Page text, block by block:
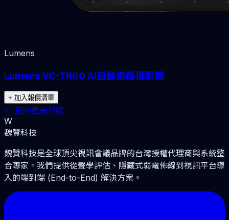
Lumens
Lumens VC-TR60 AI自動追蹤攝影機
+ 加入報價清單
← 返回產品型錄
W
魏贊科技
魏贊科技是全球頂尖視訊會議品牌的台灣授權代理商與系統整
合專家。我們提供從聲學評估、隱藏式弱電佈線到視訊平台導
入的端到端 (End-to-End) 解決方案。